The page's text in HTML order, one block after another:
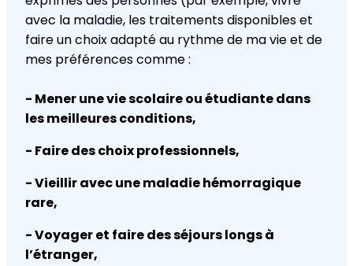
avec la maladie, les traitements disponibles et
faire un choix adapté au rythme de ma vie et de
mes préférences comme :
- Mener une vie scolaire ou étudiante dans
les meilleures conditions,
- Faire des choix professionnels,
- Vieillir avec une maladie hémorragique
rare,
- Voyager et faire des séjours longs à
l’étranger,